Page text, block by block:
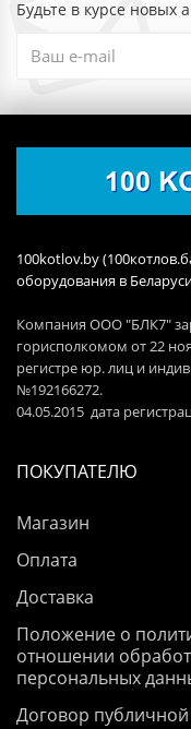
Будьте в курсе новых
100kotlov.by
оборудования в
Компания ООО "БЛК7"
горисполкомом от 22
регистре юр. лиц и
№192166272.
04.05.2015 дата
ПОКУПАТЕЛЮ
Магазин
Оплата
Доставка
Положение о
отношении
персональных
Договор